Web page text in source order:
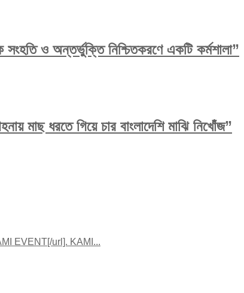
সংহতি ও অন্তর্ভুক্তি নিশ্চিতকরণে একটি কর্মশালা”
মাছ ধরতে গিয়ে চার বাংলাদেশি মাঝি নিখোঁজ”
EVENT[/url]. KAMI...